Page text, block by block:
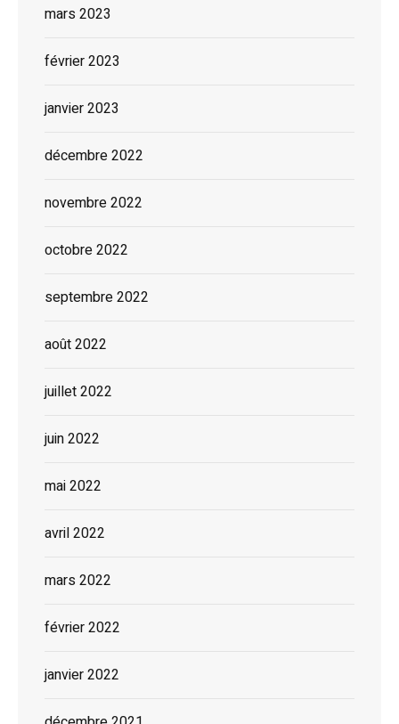
mars 2023
février 2023
janvier 2023
décembre 2022
novembre 2022
octobre 2022
septembre 2022
août 2022
juillet 2022
juin 2022
mai 2022
avril 2022
mars 2022
février 2022
janvier 2022